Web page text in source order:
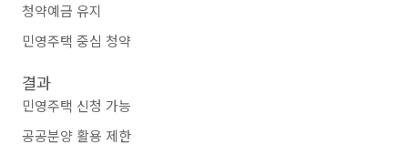
청약예금 유지
민영주택 중심 청약
결과
민영주택 신청 가능
공공분양 활용 제한